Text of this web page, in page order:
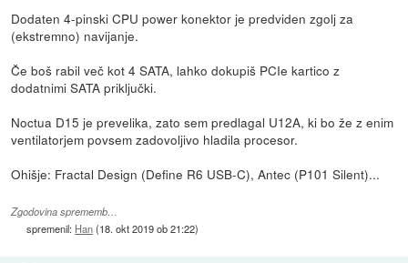
Dodaten 4-pinski CPU power konektor je predviden zgolj za
(ekstremno) navijanje.
Če boš rabil več kot 4 SATA, lahko dokupiš PCIe kartico z
dodatnimi SATA priključki.
Noctua D15 je prevelika, zato sem predlagal U12A, ki bo že z enim
ventilatorjem povsem zadovoljivo hladila procesor.
Ohišje: Fractal Design (Define R6 USB-C), Antec (P101 Silent)...
Zgodovina sprememb…
spremenil: Han(18. okt 2019 ob 21:22)